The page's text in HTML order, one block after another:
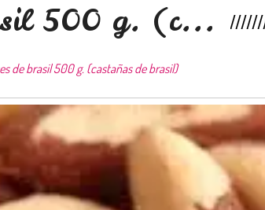
500 g. (c...
de brasil 500 g. (castañas de brasil)